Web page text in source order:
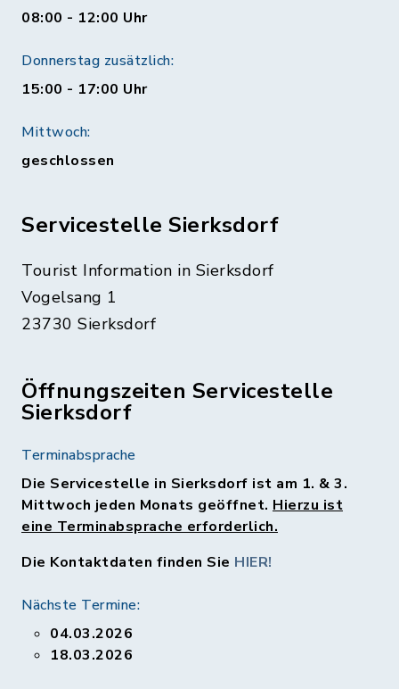
08:00 - 12:00 Uhr
Donnerstag zusätzlich:
15:00 - 17:00 Uhr
Mittwoch:
geschlossen
Servicestelle Sierksdorf
Tourist Information in Sierksdorf
Vogelsang 1
23730 Sierksdorf
Öffnungszeiten Servicestelle
Sierksdorf
Terminabsprache
Die Servicestelle in Sierksdorf ist am 1. & 3.
Mittwoch jeden Monats geöffnet. Hierzu ist
eine Terminabsprache erforderlich.
Die Kontaktdaten finden Sie HIER!
Nächste Termine:
04.03.2026
18.03.2026